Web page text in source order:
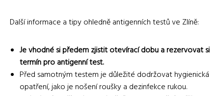
Další informace a tipy ohledně antigenních testů ve Zlíně:
Je vhodné si předem zjistit otevírací dobu a rezervovat si
termín pro antigenní test.
Před samotným testem je důležité dodržovat hygienická
opatření, jako je nošení roušky a dezinfekce rukou.